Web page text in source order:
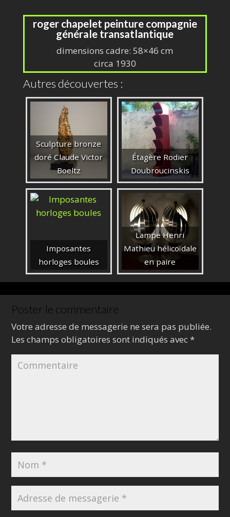
roger chapelet peinture compagnie
générale transatlantique
dimensions cadre: 58×46 cm
circa 1930
Autres découvertes :
Sculpture bronze
doré Claude Victor
Boeltz
Étagère Rodier
Doubroucinskis
Imposantes
horloges boules
Lampe Henri
Mathieu hélicoïdale
en paire
Poster le commentaire
Votre adresse de messagerie ne sera pas publiée.
Les champs obligatoires sont indiqués avec*